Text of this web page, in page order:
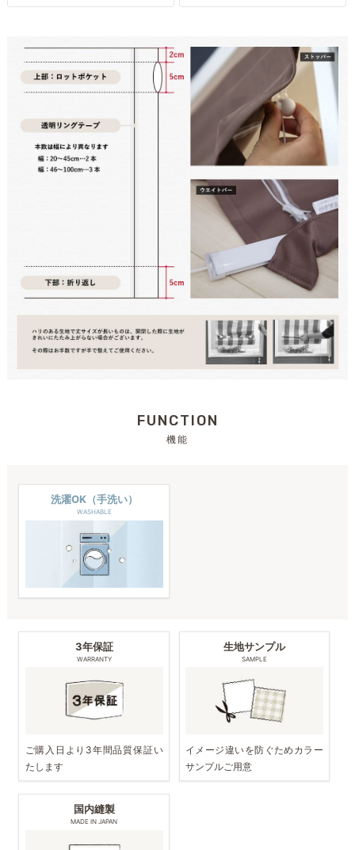
FUNCTION
機能
洗濯OK（手洗い）
WASHABLE
3年保証
WARRANTY
ご購入日より3年間品質保証い
たします
生地サンプル
SAMPLE
イメージ違いを防ぐためカラー
サンプルご用意
国内縫製
MADE IN JAPAN